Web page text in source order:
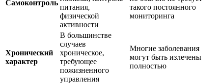
Самоконтроль
питания,
физической
активности
такого постоянного
мониторинга
Хронический
характер
В большинстве
случаев
хроническое,
требующее
пожизненного
управления
Многие заболевания
могут быть излечены
полностью